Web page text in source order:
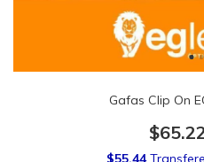
Gafas Clip On